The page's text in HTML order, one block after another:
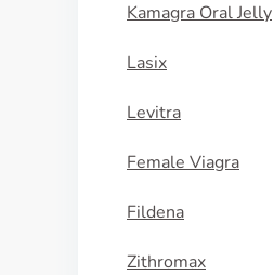
Kamagra Oral Jelly
Lasix
Levitra
Female Viagra
Fildena
Zithromax